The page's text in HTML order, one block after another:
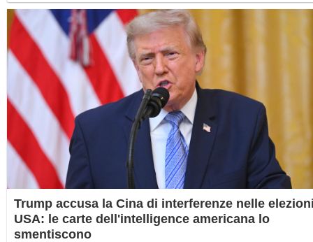
soccorso.
Trump accusa la Cina di interferenze nelle
USA: le carte dell'intelligence americana lo
smentiscono